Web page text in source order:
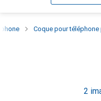
Coque pour
2